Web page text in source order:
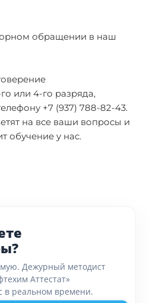
обращении в наш
или 4-го разряда,
+7 (937) 788-82-43.
на все ваши вопросы и
обучение у нас.
Дежурный методист
Аттестат»
в реальном времени.